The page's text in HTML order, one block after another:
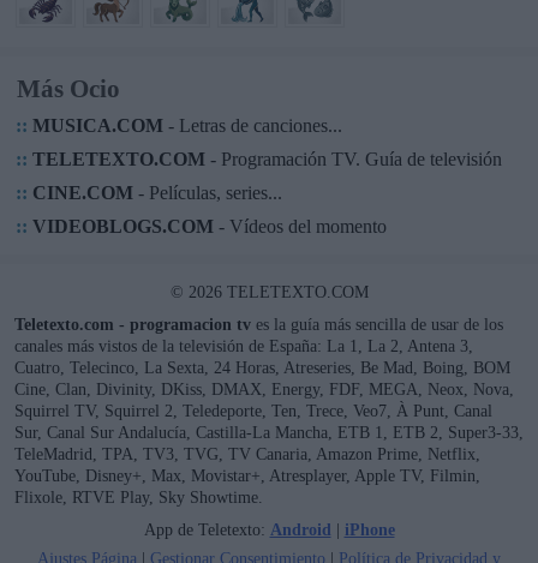
Más Ocio
:: MUSICA.COM- Letras de canciones...
:: TELETEXTO.COM- Programación TV. Guía de televisión
:: CINE.COM- Películas, series...
:: VIDEOBLOGS.COM- Vídeos del momento
© 2026 TELETEXTO.COM
Teletexto.com - programacion tv es la guía más sencilla de usar de los
canales más vistos de la televisión de España: La 1, La 2, Antena 3,
Cuatro, Telecinco, La Sexta, 24 Horas, Atreseries, Be Mad, Boing, BOM
Cine, Clan, Divinity, DKiss, DMAX, Energy, FDF, MEGA, Neox, Nova,
Squirrel TV, Squirrel 2, Teledeporte, Ten, Trece, Veo7, À Punt, Canal
Sur, Canal Sur Andalucía, Castilla-La Mancha, ETB 1, ETB 2, Super3-33,
TeleMadrid, TPA, TV3, TVG, TV Canaria, Amazon Prime, Netflix,
YouTube, Disney+, Max, Movistar+, Atresplayer, Apple TV, Filmin,
Flixole, RTVE Play, Sky Showtime.
App de Teletexto: Android | iPhone
Ajustes Página | Gestionar Consentimiento | Política de Privacidad y